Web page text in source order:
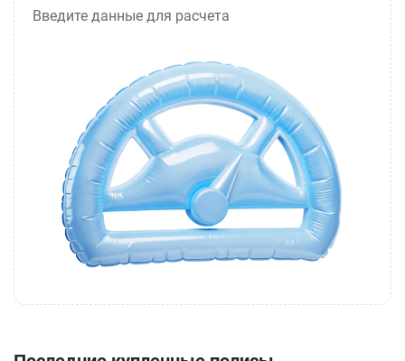
Введите данные для расчета